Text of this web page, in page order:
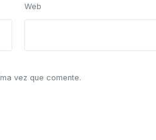
Web
vez que comente.